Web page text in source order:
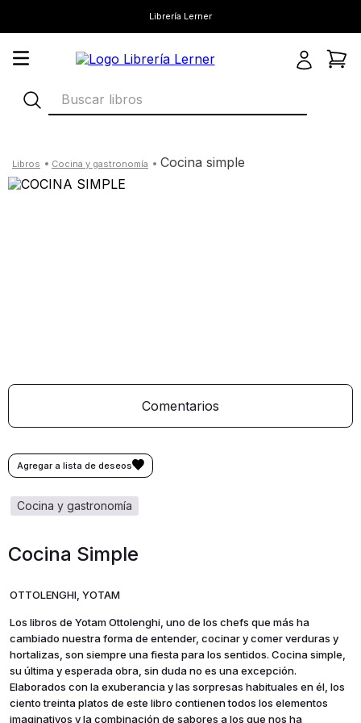
Librería Lerner
Buscar libros
cocina y gastronomía cocina simple
Comentarios
cocina y gastronomía
Cocina Simple
OTTOLENGHI, YOTAM
Los libros de Yotam Ottolenghi, uno de los chefs que más ha
cambiado nuestra forma de entender, cocinar y comer verduras y
hortalizas, son siempre una fiesta para los sentidos. Cocina simple,
su última y esperada obra, sin duda no es una excepción.
Elaborados con la exuberancia y las sorpresas habituales en él, los
ciento treinta platos de este libro contienen todos los elementos
imaginativos y la combinación de sabores a los que nos ha